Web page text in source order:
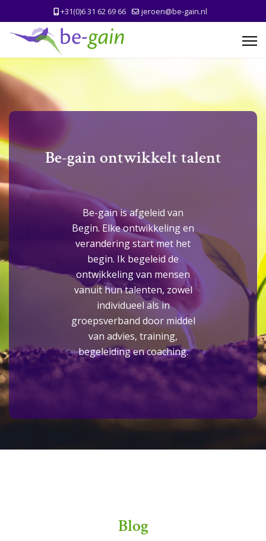
+31(0)6 31 62 69 66 jeroen@be-gain.nl
Be-gain ontwikkelt talent
Be-gain is afgeleid van
Begin. Elke ontwikkeling en
verandering start met het
begin. Ik begeleid de
ontwikkeling van mensen
vanuit hun talenten, zowel
individueel als in
groepsverband door middel
van advies, training,
begeleiding en coaching.
Blog